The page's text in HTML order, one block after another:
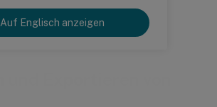
Auf Englisch anzeigen